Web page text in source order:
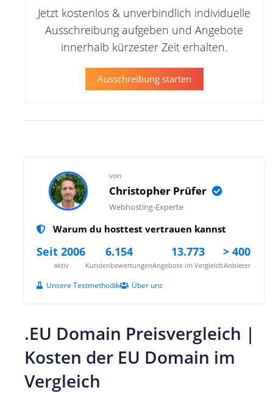
Jetzt kostenlos & unverbindlich individuelle
Ausschreibung aufgeben und Angebote
innerhalb kürzester Zeit erhalten.
Ausschreibung starten
von
Christopher Prüfer
Webhosting-Experte
Warum du hosttest vertrauen kannst
Seit 2006
aktiv
6.154
Kundenbewertungen
13.773
Angebote im Vergleich
> 400
Anbieter
Unsere Testmethodik Über uns
.EU Domain Preisvergleich |
Kosten der EU Domain im
Vergleich